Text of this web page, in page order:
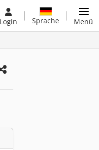
Login Sprache Menü